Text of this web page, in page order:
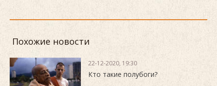
Похожие новости
22-12-2020, 19:30
Кто такие полубоги?